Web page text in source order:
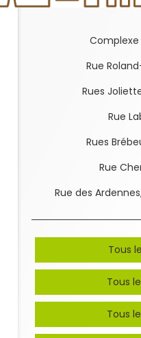
Complexe
Rue
Rues
Rue
Rues
Rue
Rue des
Tous
Tous
Tous